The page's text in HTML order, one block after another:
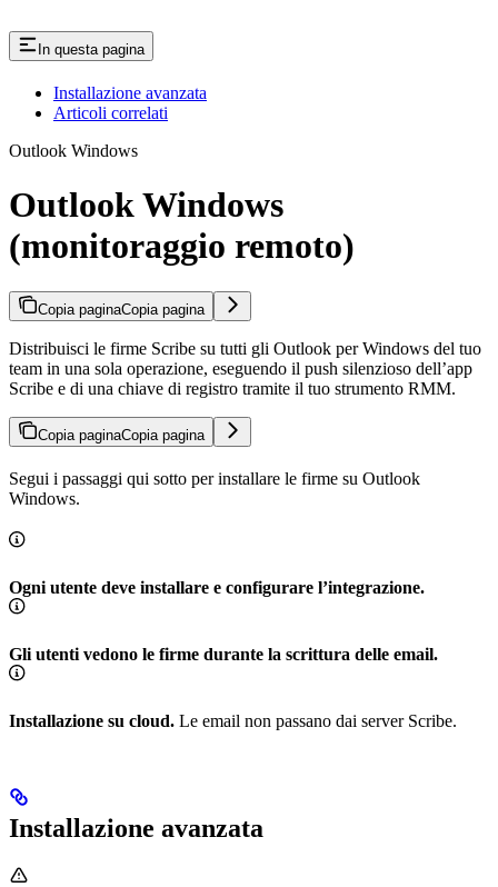
In questa pagina
Installazione avanzata
Articoli correlati
Outlook Windows
Outlook Windows
(monitoraggio remoto)
Copia paginaCopia pagina
Distribuisci le firme Scribe su tutti gli Outlook per Windows del tuo
team in una sola operazione, eseguendo il push silenzioso dell’app
Scribe e di una chiave di registro tramite il tuo strumento RMM.
Copia paginaCopia pagina
Segui i passaggi qui sotto per installare le firme su Outlook
Windows.
Ogni utente deve installare e configurare l’integrazione.
Gli utenti vedono le firme durante la scrittura delle email.
Installazione su cloud. Le email non passano dai server Scribe.
Installazione avanzata